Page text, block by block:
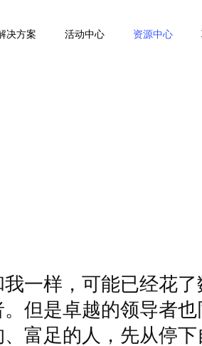
资源中心
活动中心
决方案
一样，可能已经花
但是卓越的领导者也
富足的人，先从停